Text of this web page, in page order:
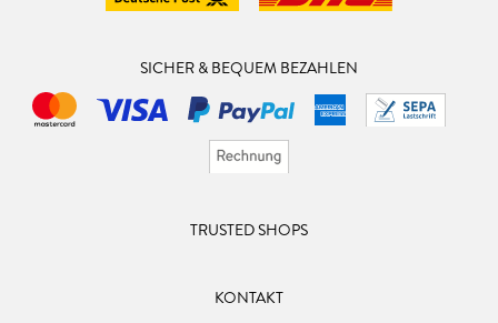
SICHER & BEQUEM BEZAHLEN
TRUSTED SHOPS
KONTAKT